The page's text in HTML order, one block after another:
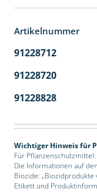
Artikelnummer
91228712
91228720
91228828
Wichtiger Hinweis für
Für
Die Informationen auf
Biozide:
Etikett und